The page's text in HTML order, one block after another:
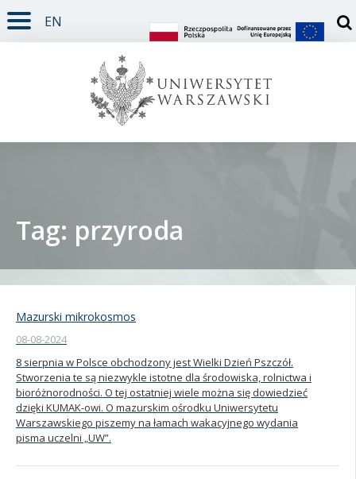
TREŚĆ STRONY
MENU GŁÓWNE
WYSZUKIWARKA
SOCIAL MEDIA
STOPKA STRONY
EN
Student
Pracownik
Kandydat
Absolwent
Tag: przyroda
Mazurski mikrokosmos
08-08-2024
8 sierpnia w Polsce obchodzony jest Wielki Dzień Pszczół.
Stworzenia te są niezwykle istotne dla środowiska, rolnictwa i
bioróżnorodności. O tej ostatniej wiele można się dowiedzieć
dzięki KUMAK-owi. O mazurskim ośrodku Uniwersytetu
Warszawskiego piszemy na łamach wakacyjnego wydania
pisma uczelni „UW”.